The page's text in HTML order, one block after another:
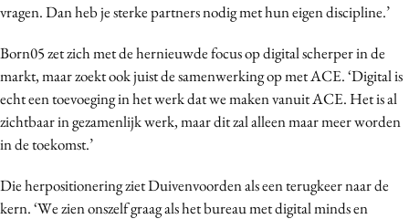
vragen. Dan heb je sterke partners nodig met hun eigen discipline.’
Born05 zet zich met de hernieuwde focus op digital scherper in de
markt, maar zoekt ook juist de samenwerking op met ACE. ‘Digital is
echt een toevoeging in het werk dat we maken vanuit ACE. Het is al
zichtbaar in gezamenlijk werk, maar dit zal alleen maar meer worden
in de toekomst.’
Die herpositionering ziet Duivenvoorden als een terugkeer naar de
kern. ‘We zien onszelf graag als het bureau met digital minds en